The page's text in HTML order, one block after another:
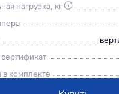
нагрузка, кг
в комплекте